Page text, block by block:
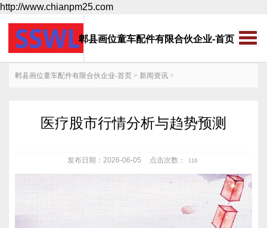
http://www.chianpm25.com
郫县画位童车配件有限合伙企业-首页
郫县画位童车配件有限合伙企业-首页 > 新闻资讯 >
医疗股市行情分析与趋势预测
发布日期：2026-06-05 点击次数： 116